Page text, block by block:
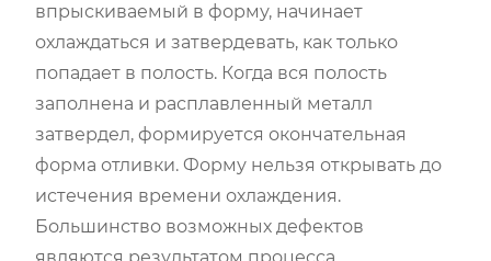
впрыскиваемый в форму, начинает
охлаждаться и затвердевать, как только
попадает в полость. Когда вся полость
заполнена и расплавленный металл
затвердел, формируется окончательная
форма отливки. Форму нельзя открывать до
истечения времени охлаждения.
Большинство возможных дефектов